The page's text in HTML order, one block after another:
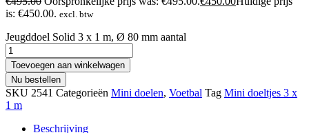
is: €450.00. excl. btw
Jeugddoel Solid 3 x 1 m, Ø 80 mm aantal
Toevoegen aan winkelwagen
Nu bestellen
SKU 2541 Categorieën Mini doelen, Voetbal Tag Mini doeltjes 3 x
1 m
Beschrijving